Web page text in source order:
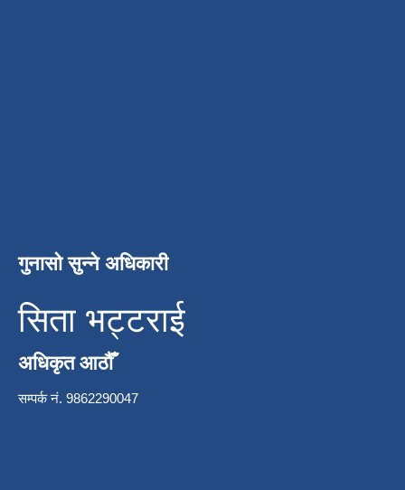
गुनासो सुन्ने अधिकारी
सिता भट्टराई
अधिकृत आठौँ
सम्पर्क नं. 9862290047